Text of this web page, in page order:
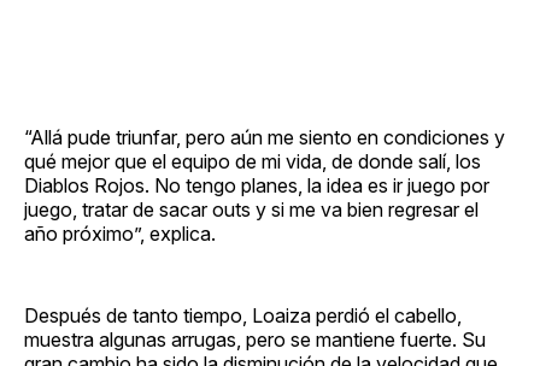
“Allá pude triunfar, pero aún me siento en condiciones y
qué mejor que el equipo de mi vida, de donde salí, los
Diablos Rojos. No tengo planes, la idea es ir juego por
juego, tratar de sacar outs y si me va bien regresar el
año próximo”, explica.
Después de tanto tiempo, Loaiza perdió el cabello,
muestra algunas arrugas, pero se mantiene fuerte. Su